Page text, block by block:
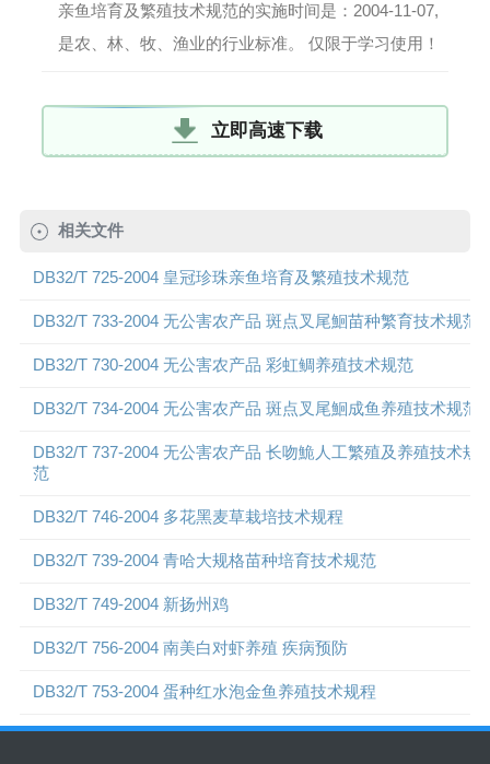
亲鱼培育及繁殖技术规范的实施时间是：2004-11-07,
是农、林、牧、渔业的行业标准。 仅限于学习使用！
立即高速下载
相关文件
DB32/T 725-2004 皇冠珍珠亲鱼培育及繁殖技术规范
DB32/T 733-2004 无公害农产品 斑点叉尾鮰苗种繁育技术规范
DB32/T 730-2004 无公害农产品 彩虹鲷养殖技术规范
DB32/T 734-2004 无公害农产品 斑点叉尾鮰成鱼养殖技术规范
DB32/T 737-2004 无公害农产品 长吻鮠人工繁殖及养殖技术规
范
DB32/T 746-2004 多花黑麦草栽培技术规程
DB32/T 739-2004 青哈大规格苗种培育技术规范
DB32/T 749-2004 新扬州鸡
DB32/T 756-2004 南美白对虾养殖 疾病预防
DB32/T 753-2004 蛋种红水泡金鱼养殖技术规程